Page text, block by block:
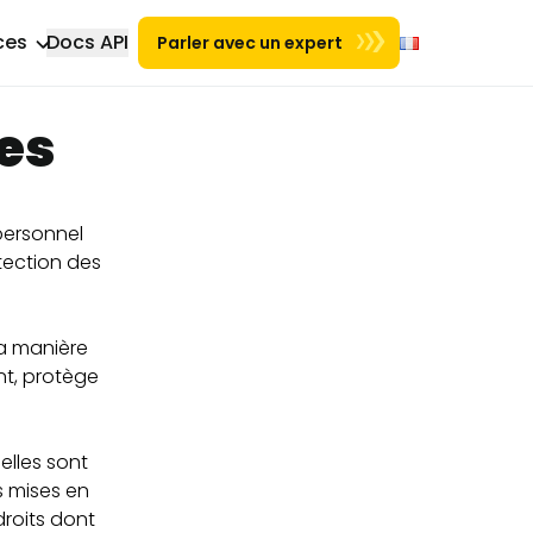
Docs API
Nouvel onglet
Parler avec un expert
des
manière
protège
sont
en
dont